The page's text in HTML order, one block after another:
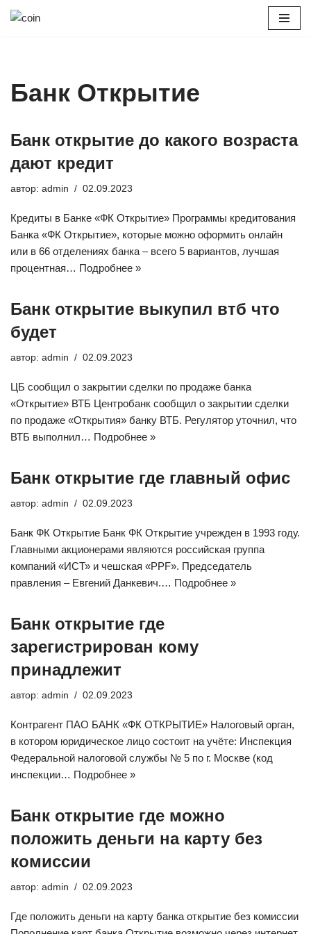
Банк Открытие
Банк открытие до какого возраста
дают кредит
автор: admin 02.09.2023
Кредиты в Банке «ФК Открытие» Программы кредитования
Банка «ФК Открытие», которые можно оформить онлайн
или в 66 отделениях банка – всего 5 вариантов, лучшая
процентная… Подробнее »
Банк открытие выкупил втб что
будет
автор: admin 02.09.2023
ЦБ сообщил о закрытии сделки по продаже банка
«Открытие» ВТБ Центробанк сообщил о закрытии сделки
по продаже «Открытия» банку ВТБ. Регулятор уточнил, что
ВТБ выполнил… Подробнее »
Банк открытие где главный офис
автор: admin 02.09.2023
Банк ФК Открытие Банк ФК Открытие учрежден в 1993 году.
Главными акционерами являются российская группа
компаний «ИСТ» и чешская «PPF». Председатель
правления – Евгений Данкевич.… Подробнее »
Банк открытие где
зарегистрирован кому
принадлежит
автор: admin 02.09.2023
Контрагент ПАО БАНК «ФК ОТКРЫТИЕ» Налоговый орган,
в котором юридическое лицо состоит на учёте: Инспекция
Федеральной налоговой службы № 5 по г. Москве (код
инспекции… Подробнее »
Банк открытие где можно
положить деньги на карту без
комиссии
автор: admin 02.09.2023
Где положить деньги на карту банка открытие без комиссии